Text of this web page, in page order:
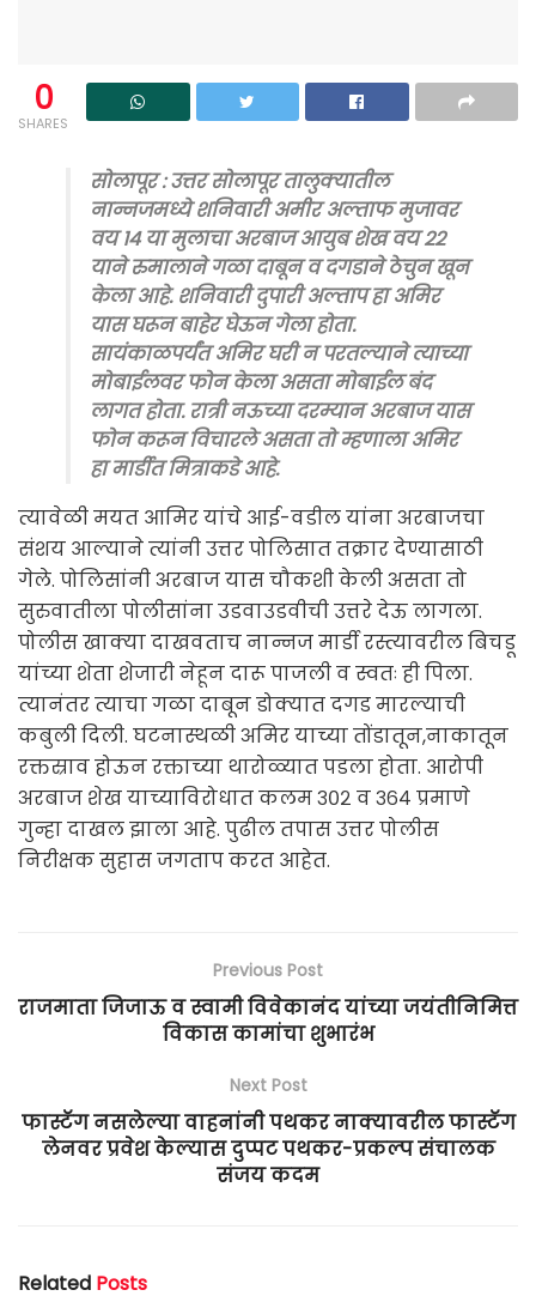
0
SHARES
सोलापूर : उत्तर सोलापूर तालुक्यातील
नान्नजमध्ये शनिवारी अमीर अल्ताफ मुजावर
वय 14 या मुलाचा अरबाज आयुब शेख वय 22
याने रुमालाने गळा दाबून व दगडाने ठेचुन खून
केला आहे. शनिवारी दुपारी अल्ताप हा अमिर
यास घरून बाहेर घेऊन गेला होता.
सायंकाळपर्यंत अमिर घरी न परतल्याने त्याच्या
मोबाईलवर फोन केला असता मोबाईल बंद
लागत होता. रात्री नऊच्या दरम्यान अरबाज यास
फोन करून विचारले असता तो म्हणाला अमिर
हा मार्डीत मित्राकडे आहे.
त्यावेळी मयत आमिर यांचे आई-वडील यांना अरबाजचा
संशय आल्याने त्यांनी उत्तर पोलिसात तक्रार देण्यासाठी
गेले. पोलिसांनी अरबाज यास चौकशी केली असता तो
सुरुवातीला पोलीसांना उडवाउडवीची उत्तरे देऊ लागला.
पोलीस खाक्या दाखवताच नान्नज मार्डी रस्त्यावरील बिचडू
यांच्या शेता शेजारी नेहून दारू पाजली व स्वतः ही पिला.
त्यानंतर त्याचा गळा दाबून डोक्यात दगड मारल्याची
कबुली दिली. घटनास्थळी अमिर याच्या तोंडातून,नाकातून
रक्तस्राव होऊन रक्ताच्या थारोळ्यात पडला होता. आरोपी
अरबाज शेख याच्याविरोधात कलम ३०२ व ३६४ प्रमाणे
गुन्हा दाखल झाला आहे. पुढील तपास उत्तर पोलीस
निरीक्षक सुहास जगताप करत आहेत.
Previous Post
राजमाता जिजाऊ व स्वामी विवेकानंद यांच्या जयंतीनिमित्त
विकास कामांचा शुभारंभ
Next Post
फास्टॅग नसलेल्या वाहनांनी पथकर नाक्यावरील फास्टॅग
लेनवर प्रवेश केल्यास दुप्पट पथकर-प्रकल्प संचालक
संजय कदम
Related Posts